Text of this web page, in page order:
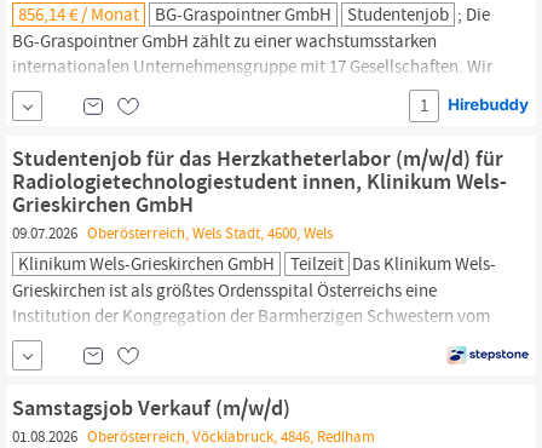
856,14 € / Monat BG-Graspointner GmbH Studentenjob ; Die
BG-Graspointner GmbH zählt zu einer wachstumsstarken
internationalen Unternehmensgruppe mit 17 Gesellschaften. Wir
entwickeln und fertigen komplexe Entwässerungssysteme, sowie
Betonfertigteile für den Bahn- und Straßenbau. Mit innovativen
Entwässerungssystemen aus unserem einzigartigen Beton-
Werkstoff FILCOTEN® HPC leisten wir einen wertvollen Beitrag
zum Klima-...
1
Studentenjob für das Herzkatheterlabor (m/w/d) für
Radiologietechnologiestudent innen, Klinikum Wels-
Grieskirchen GmbH
09.07.2026 Oberösterreich, Wels Stadt, 4600, Wels
Klinikum Wels-Grieskirchen GmbH Teilzeit Das Klinikum Wels-
Grieskirchen ist als größtes Ordensspital Österreichs eine
Institution der Kongregation der Barmherzigen Schwestern vom
heiligen Kreuz und der Franziskanerinnen von
Vöcklabruck.
Vorbereitung Untersuchungsraum Korrekte Lagerung der
Patienten Möglichkeit der Anwesenheit bei
Untersuchungen/Interventionen im Eingriffsraum
Samstagsjob Verkauf (m/w/d)
01.08.2026 Oberösterreich, Vöcklabruck, 4846, Redlham